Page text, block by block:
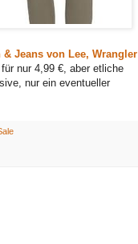
& Jeans von Lee, Wrangler
nur 4,99 €, aber etliche
nur ein eventueller